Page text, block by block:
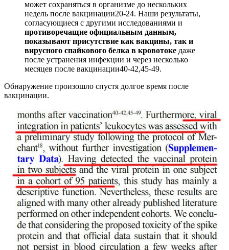
может сохраняться в организме до нескольких
недель после вакцинации20-24. Наши результаты,
согласующиеся с другими исследованиями и
противоречащие официальным данным,
показывают присутствие как вакцины, так и
вирусного спайкового белка в кровотоке даже
после устранения инфекции и через несколько
месяцев после вакцинации40-42,45-49.
Обнаружение произошло спустя долгое время после
вакцинации.